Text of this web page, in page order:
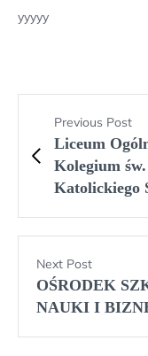
yyyyy
Previous Post
Liceum
Kolegium
Katolickiego
Next Post
OŚRODEK
NAUKI I